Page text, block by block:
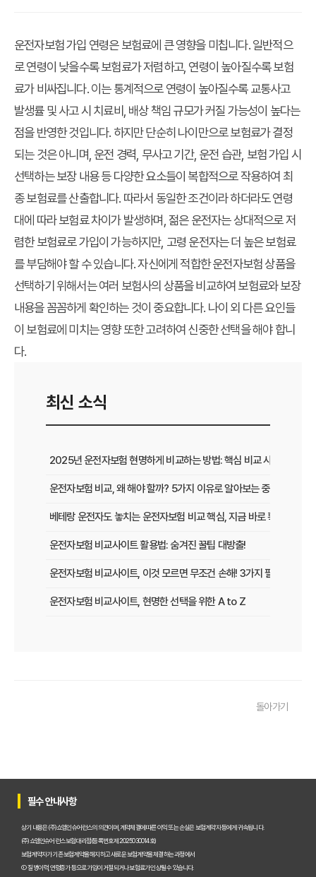
운전자보험 가입 연령은 보험료에 큰 영향을 미칩니다. 일반적으
로 연령이 낮을수록 보험료가 저렴하고, 연령이 높아질수록 보험
료가 비싸집니다. 이는 통계적으로 연령이 높아질수록 교통사고
발생률 및 사고 시 치료비, 배상 책임 규모가 커질 가능성이 높다는
점을 반영한 것입니다. 하지만 단순히 나이만으로 보험료가 결정
되는 것은 아니며, 운전 경력, 무사고 기간, 운전 습관, 보험 가입 시
선택하는 보장 내용 등 다양한 요소들이 복합적으로 작용하여 최
종 보험료를 산출합니다. 따라서 동일한 조건이라 하더라도 연령
대에 따라 보험료 차이가 발생하며, 젊은 운전자는 상대적으로 저
렴한 보험료로 가입이 가능하지만, 고령 운전자는 더 높은 보험료
를 부담해야 할 수 있습니다. 자신에게 적합한 운전자보험 상품을
선택하기 위해서는 여러 보험사의 상품을 비교하여 보험료와 보장
내용을 꼼꼼하게 확인하는 것이 중요합니다. 나이 외 다른 요인들
이 보험료에 미치는 영향 또한 고려하여 신중한 선택을 해야 합니
다.
최신 소식
2025년 운전자보험 현명하게 비교하는 방법: 핵심 비교 사이트 활용
운전자보험 비교, 왜 해야 할까? 5가지 이유로 알아보는 중요성
베테랑 운전자도 놓치는 운전자보험 비교 핵심, 지금 바로 확인하세요!
운전자보험 비교사이트 활용법: 숨겨진 꿀팁 대방출!
운전자보험 비교사이트, 이것 모르면 무조건 손해! 3가지 필수 확인 사
운전자보험 비교사이트, 현명한 선택을 위한 A to Z
운전자보험 비교사이트 활용법: 숨겨진 혜택과 주의사항 완벽 분석
운전자보험 비교사이트 활용법, 전문가가 알려주는 숨겨진 꿀팁 대방
"나만 몰랐네?" 운전자보험 비교사이트 선택, 이것만 알면 보험료 절
"교통사고, 이제 두렵지 않아!" 운전자보험 비교, 내 상황에 맞는 최적
돌아가기
필수 안내사항
상기 내용은 (주)쇼엠인슈어런스의 의견이며, 계약체결에 따른 이익 또는 손실은 보험계약자 등에게 귀속됩니다.
(주)쇼엠인슈어런스 보험대리점(등록번호 제2025030014호)
보험계약자가 기존 보험계약을 해지하고 새로운 보험계약을 체결하는 과정에서
① 질병이력, 연령증가 등으로 가입이 거절되거나 보험료가 인상될 수 있습니다.